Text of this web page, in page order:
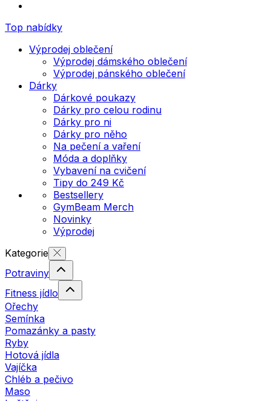
Top nabídky
Výprodej oblečení
Výprodej dámského oblečení
Výprodej pánského oblečení
Dárky
Dárkové poukazy
Dárky pro celou rodinu
Dárky pro ni
Dárky pro něho
Na pečení a vaření
Móda a doplňky
Vybavení na cvičení
Tipy do 249 Kč
Bestsellery
GymBeam Merch
Novinky
Výprodej
Kategorie
Potraviny
Fitness jídlo
Ořechy
Semínka
Pomazánky a pasty
Ryby
Hotová jídla
Vajíčka
Chléb a pečivo
Maso